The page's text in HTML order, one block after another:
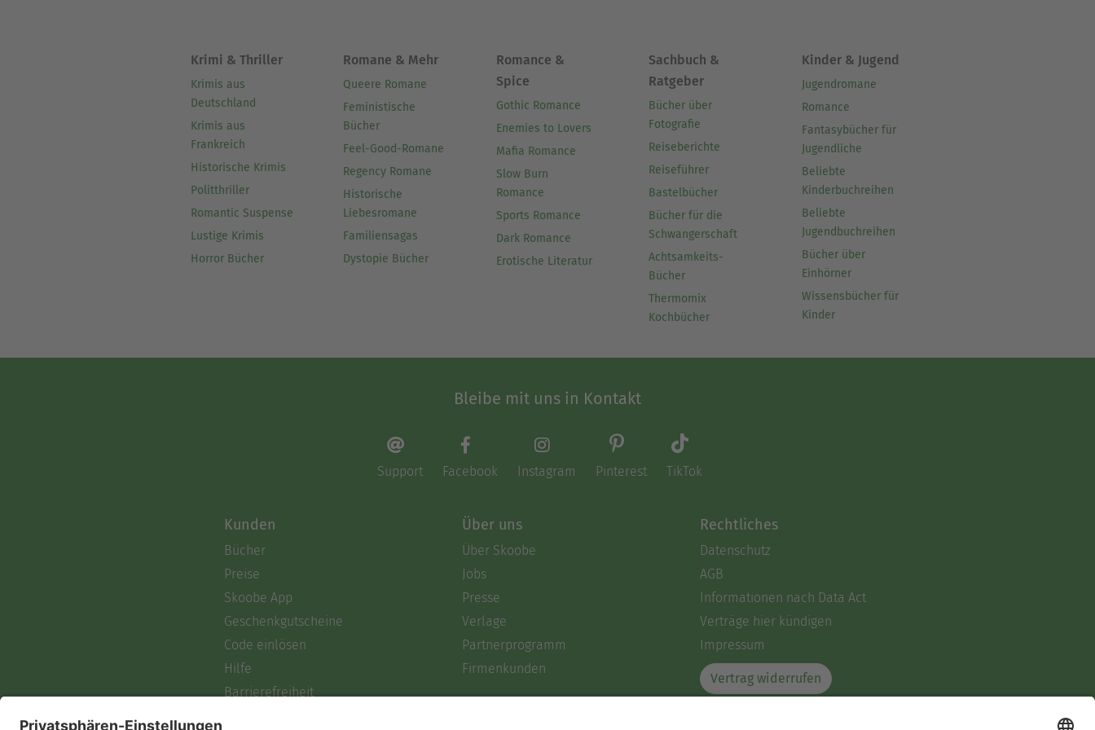
Krimi & Thriller
Krimis aus
Deutschland
Krimis aus
Frankreich
Historische Krimis
Politthriller
Romantic Suspense
Lustige Krimis
Horror Bücher
Romane & Mehr
Queere Romane
Feministische
Bücher
Feel-Good-Romane
Regency Romane
Historische
Liebesromane
Familiensagas
Dystopie Bücher
Romance &
Spice
Gothic Romance
Enemies to Lovers
Mafia Romance
Slow Burn
Romance
Sports Romance
Dark Romance
Erotische Literatur
Sachbuch &
Ratgeber
Bücher über
Fotografie
Reiseberichte
Reiseführer
Bastelbücher
Bücher für die
Schwangerschaft
Achtsamkeits-
Bücher
Thermomix
Kochbücher
Kinder & Jugend
Jugendromane
Romance
Fantasybücher für
Jugendliche
Beliebte
Kinderbuchreihen
Beliebte
Jugendbuchreihen
Bücher über
Einhörner
Wissensbücher für
Kinder
Bleibe mit uns in Kontakt
Support Facebook Instagram Pinterest TikTok
Kunden
Bücher
Preise
Skoobe App
Geschenkgutscheine
Code einlösen
Hilfe
Barrierefreiheit
Über uns
Über Skoobe
Jobs
Presse
Verlage
Partnerprogramm
Firmenkunden
Rechtliches
Datenschutz
AGB
Informationen nach Data Act
Verträge hier kündigen
Impressum
Vertrag widerrufen